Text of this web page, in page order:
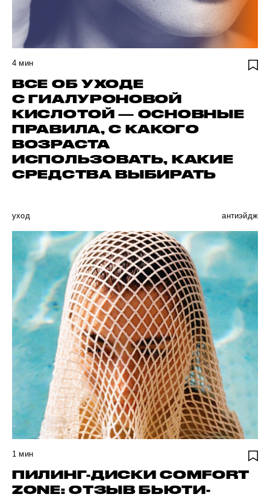
4 мин
ВСЕ ОБ УХОДЕ
С ГИАЛУРОНОВОЙ
КИСЛОТОЙ — ОСНОВНЫЕ
ПРАВИЛА, С КАКОГО
ВОЗРАСТА
ИСПОЛЬЗОВАТЬ, КАКИЕ
СРЕДСТВА ВЫБИРАТЬ
уход антиэйдж
1 мин
ПИЛИНГ-ДИСКИ COMFORT
ZONE: ОТЗЫВ БЬЮТИ-